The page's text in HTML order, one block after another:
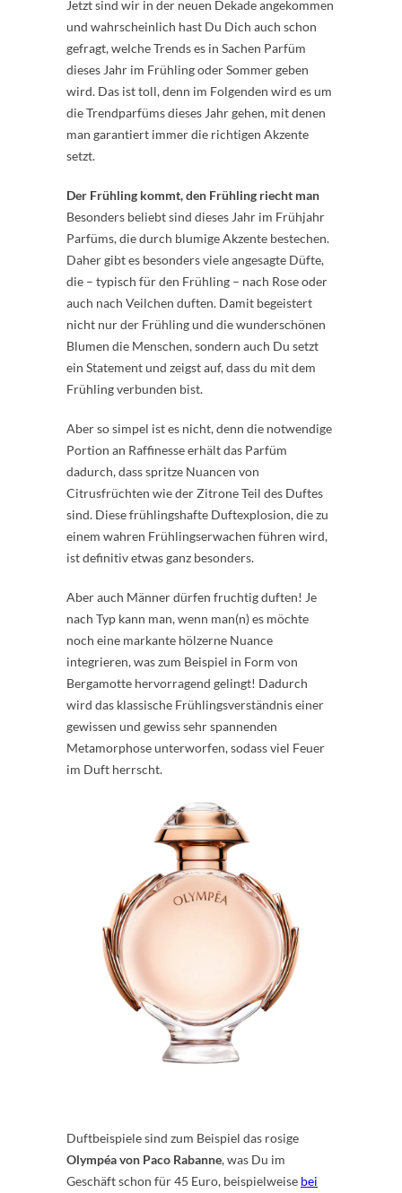
Jetzt sind wir in der neuen Dekade angekommen
und wahrscheinlich hast Du Dich auch schon
gefragt, welche Trends es in Sachen Parfüm
dieses Jahr im Frühling oder Sommer geben
wird. Das ist toll, denn im Folgenden wird es um
die Trendparfüms dieses Jahr gehen, mit denen
man garantiert immer die richtigen Akzente
setzt.
Der Frühling kommt, den Frühling riecht man
Besonders beliebt sind dieses Jahr im Frühjahr
Parfüms, die durch blumige Akzente bestechen.
Daher gibt es besonders viele angesagte Düfte,
die – typisch für den Frühling – nach Rose oder
auch nach Veilchen duften. Damit begeistert
nicht nur der Frühling und die wunderschönen
Blumen die Menschen, sondern auch Du setzt
ein Statement und zeigst auf, dass du mit dem
Frühling verbunden bist.
Aber so simpel ist es nicht, denn die notwendige
Portion an Raffinesse erhält das Parfüm
dadurch, dass spritze Nuancen von
Citrusfrüchten wie der Zitrone Teil des Duftes
sind. Diese frühlingshafte Duftexplosion, die zu
einem wahren Frühlingserwachen führen wird,
ist definitiv etwas ganz besonders.
Aber auch Männer dürfen fruchtig duften! Je
nach Typ kann man, wenn man(n) es möchte
noch eine markante hölzerne Nuance
integrieren, was zum Beispiel in Form von
Bergamotte hervorragend gelingt! Dadurch
wird das klassische Frühlingsverständnis einer
gewissen und gewiss sehr spannenden
Metamorphose unterworfen, sodass viel Feuer
im Duft herrscht.
Duftbeispiele sind zum Beispiel das rosige
Olympéa von Paco Rabanne, was Du im
Geschäft schon für 45 Euro, beispielweise bei